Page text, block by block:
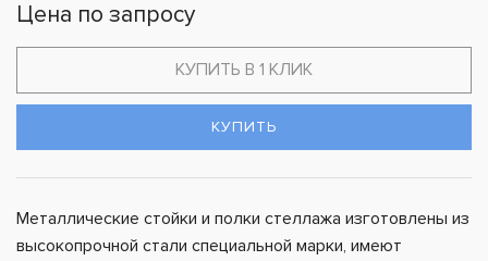
Цена по запросу
КУПИТЬ В 1 КЛИК
КУПИТЬ
Металлические стойки и полки стеллажа изготовлены из
высокопрочной стали специальной марки, имеют